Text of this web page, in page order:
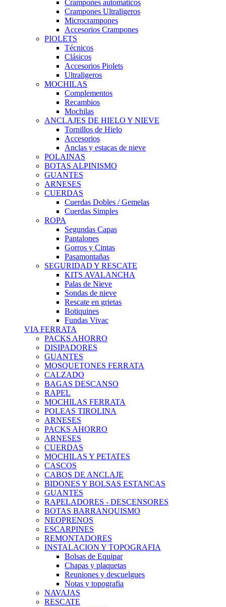
Crampones automaticos
Crampones Ultraligeros
Microcrampones
Accesorios Crampones
PIOLETS
Técnicos
Clásicos
Accesorios Piolets
Ultraligeros
MOCHILAS
Complementos
Recambios
Mochilas
ANCLAJES DE HIELO Y NIEVE
Tornillos de Hielo
Accesorios
Anclas y estacas de nieve
POLAINAS
BOTAS ALPINISMO
GUANTES
ARNESES
CUERDAS
Cuerdas Dobles / Gemelas
Cuerdas Simples
ROPA
Segundas Capas
Pantalones
Gorros y Cintas
Pasamontañas
SEGURIDAD Y RESCATE
KITS AVALANCHA
Palas de Nieve
Sondas de nieve
Rescate en grietas
Botiquines
Fundas Vivac
VIA FERRATA
PACKS AHORRO
DISIPADORES
GUANTES
MOSQUETONES FERRATA
CALZADO
BAGAS DESCANSO
RAPEL
MOCHILAS FERRATA
POLEAS TIROLINA
ARNESES
PACKS AHORRO
ARNESES
CUERDAS
MOCHILAS Y PETATES
CASCOS
CABOS DE ANCLAJE
BIDONES Y BOLSAS ESTANCAS
GUANTES
RAPELADORES - DESCENSORES
BOTAS BARRANQUISMO
NEOPRENOS
ESCARPINES
REMONTADORES
INSTALACION Y TOPOGRAFIA
Bolsas de Equipar
Chapas y plaquetas
Reuniones y descuelgues
Notas y topografia
NAVAJAS
RESCATE